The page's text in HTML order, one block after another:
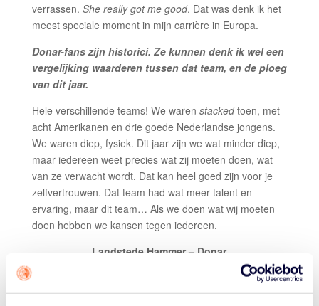
verrassen. She really got me good. Dat was denk ik het
meest speciale moment in mijn carrière in Europa.
Donar-fans zijn historici. Ze kunnen denk ik wel een
vergelijking waarderen tussen dat team, en de ploeg
van dit jaar.
Hele verschillende teams! We waren stackedtoen, met
acht Amerikanen en drie goede Nederlandse jongens.
We waren diep, fysiek. Dit jaar zijn we wat minder diep,
maar iedereen weet precies wat zij moeten doen, wat
van ze verwacht wordt. Dat kan heel goed zijn voor je
zelfvertrouwen. Dat team had wat meer talent en
ervaring, maar dit team… Als we doen wat wij moeten
doen hebben we kansen tegen iedereen.
Landstede Hammer – Donar